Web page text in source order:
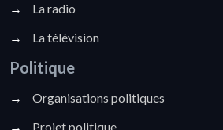
→
La radio
→
La télévision
Politique
→
Organisations politiques
→
Projet politique